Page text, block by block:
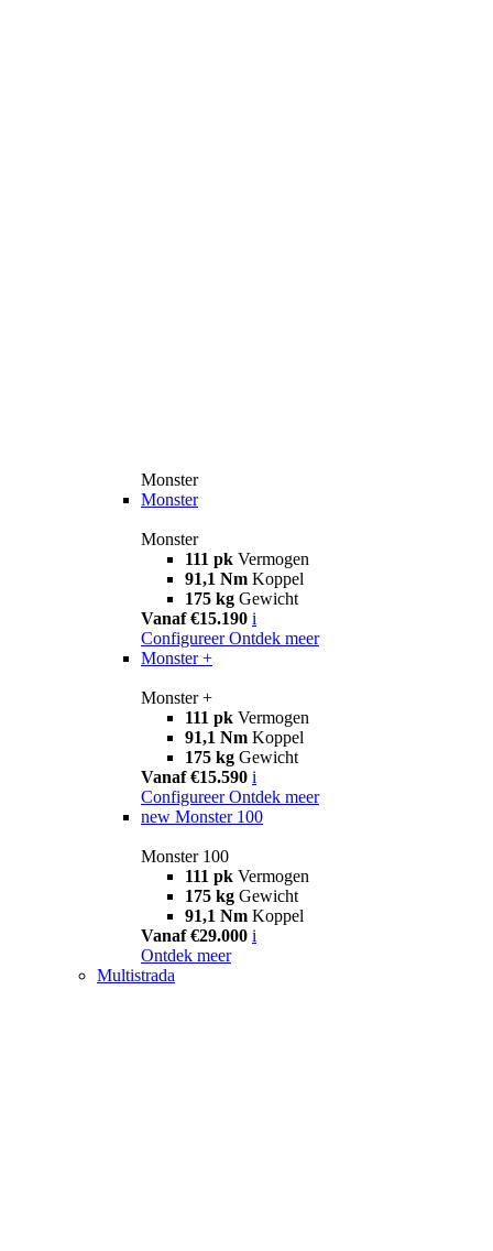
Monster
Monster
Monster
111 pk Vermogen
91,1 Nm Koppel
175 kg Gewicht
Vanaf €15.190 i
Configureer Ontdek meer
Monster +
Monster +
111 pk Vermogen
91,1 Nm Koppel
175 kg Gewicht
Vanaf €15.590 i
Configureer Ontdek meer
new Monster 100
Monster 100
111 pk Vermogen
175 kg Gewicht
91,1 Nm Koppel
Vanaf €29.000 i
Ontdek meer
Multistrada